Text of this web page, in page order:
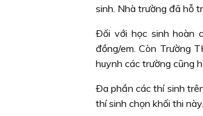
sinh. Nhà trường đã hỗ
Ðối với học sinh hoàn
đồng/em. Còn Trường
huynh các trường cũng
Ða phần các thí sinh
thí sinh chọn khối thi